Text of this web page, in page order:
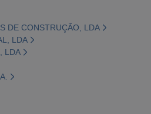
DE CONSTRUÇÃO, LDA
LDA
LDA